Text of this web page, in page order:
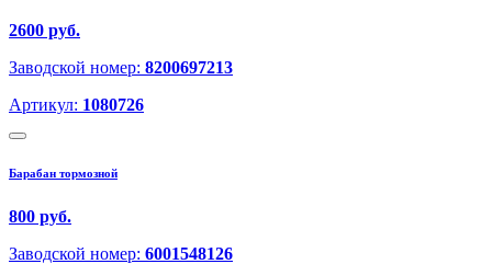
2600 руб.
Заводской номер: 8200697213
Артикул: 1080726
Барабан тормозной
800 руб.
Заводской номер: 6001548126